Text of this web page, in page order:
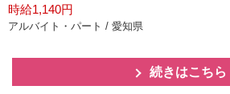
時給1,140円
アルバイト・パート / 愛知県
続きはこちら